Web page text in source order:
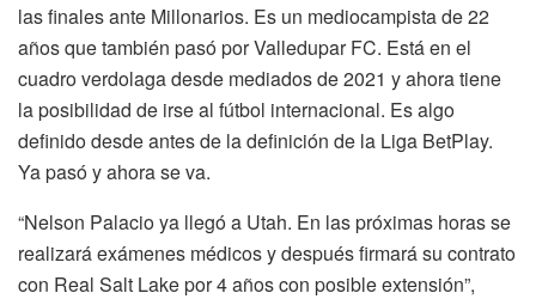
las finales ante Millonarios. Es un mediocampista de 22
años que también pasó por Valledupar FC. Está en el
cuadro verdolaga desde mediados de 2021 y ahora tiene
la posibilidad de irse al fútbol internacional. Es algo
definido desde antes de la definición de la Liga BetPlay.
Ya pasó y ahora se va.
“Nelson Palacio ya llegó a Utah. En las próximas horas se
realizará exámenes médicos y después firmará su contrato
con Real Salt Lake por 4 años con posible extensión”,